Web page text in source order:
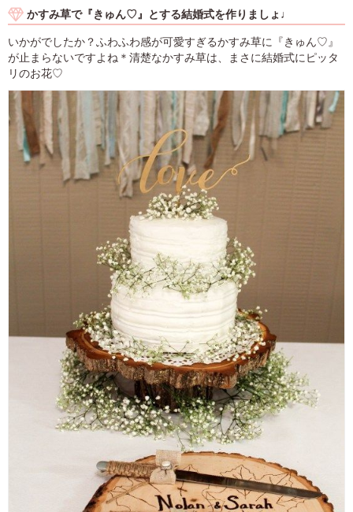
かすみ草で『きゅん♡』とする結婚式を作りましょ♩
いかがでしたか？ふわふわ感が可愛すぎるかすみ草に『きゅん♡』
が止まらないですよね＊清楚なかすみ草は、まさに結婚式にピッタ
リのお花♡